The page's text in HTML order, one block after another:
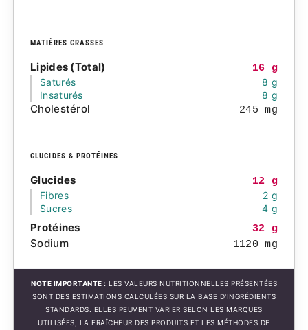
MATIÈRES GRASSES
Lipides (Total)
16 g
Saturés
8 g
Insaturés
8 g
Cholestérol 245 mg
GLUCIDES & PROTÉINES
Glucides
12 g
Fibres
2 g
Sucres
4 g
Protéines 32 g
Sodium 1120 mg
NOTE IMPORTANTE : LES VALEURS NUTRITIONNELLES PRÉSENTÉES
SONT DES ESTIMATIONS CALCULÉES SUR LA BASE D'INGRÉDIENTS
STANDARDS. ELLES PEUVENT VARIER SELON LES MARQUES
UTILISÉES, LA FRAÎCHEUR DES PRODUITS ET LES MÉTHODES DE